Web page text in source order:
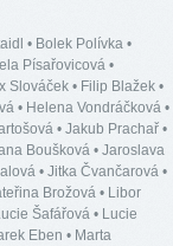
• Bolek Polívka •
Písařovicová •
Slováček • Filip Blažek •
• Helena Vondráčková •
• Jakub Prachař •
Boušková • Jaroslava
• Jitka Čvančarová •
Brožová • Libor
Šafářová • Lucie
Eben • Marta